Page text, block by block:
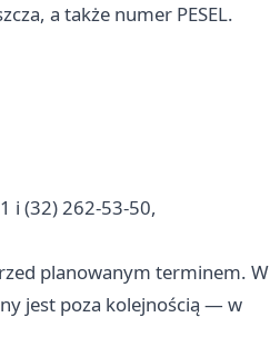
a także numer PESEL.
i (32) 262-53-50,
planowanym terminem. W
jest poza kolejnością — w